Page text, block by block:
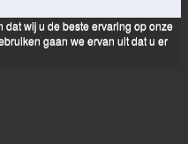
dat wij u de beste ervaring op onze
gaan we ervan uit dat u er